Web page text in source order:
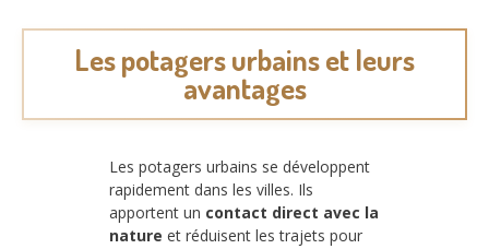
Les potagers urbains et leurs
avantages
Les potagers urbains se développent
rapidement dans les villes. Ils
apportent un contact direct avec la
nature et réduisent les trajets pour